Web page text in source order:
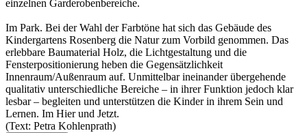
einzelnen Garderobenbereiche.
Im Park. Bei der Wahl der Farbtöne hat sich das Gebäude des
Kindergartens Rosenberg die Natur zum Vorbild genommen. Das
erlebbare Baumaterial Holz, die Lichtgestaltung und die
Fensterpositionierung heben die Gegensätzlichkeit
Innenraum/Außenraum auf. Unmittelbar ineinander übergehende
qualitativ unterschiedliche Bereiche – in ihrer Funktion jedoch klar
lesbar – begleiten und unterstützen die Kinder in ihrem Sein und
Lernen. Im Hier und Jetzt.
(Text: Petra Kohlenprath)